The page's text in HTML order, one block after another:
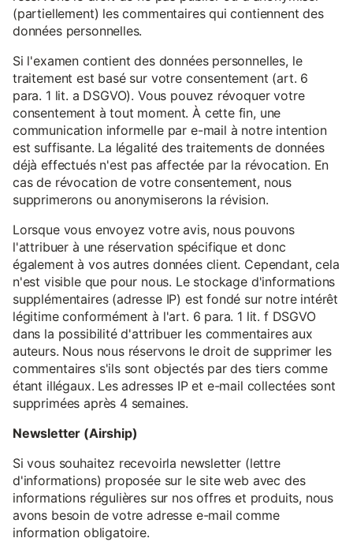
(partiellement) les commentaires qui contiennent des
données personnelles.
Si l'examen contient des données personnelles, le
traitement est basé sur votre consentement (art. 6
para. 1 lit. a DSGVO). Vous pouvez révoquer votre
consentement à tout moment. À cette fin, une
communication informelle par e-mail à notre intention
est suffisante. La légalité des traitements de données
déjà effectués n'est pas affectée par la révocation. En
cas de révocation de votre consentement, nous
supprimerons ou anonymiserons la révision.
Lorsque vous envoyez votre avis, nous pouvons
l'attribuer à une réservation spécifique et donc
également à vos autres données client. Cependant, cela
n'est visible que pour nous. Le stockage d'informations
supplémentaires (adresse IP) est fondé sur notre intérêt
légitime conformément à l'art. 6 para. 1 lit. f DSGVO
dans la possibilité d'attribuer les commentaires aux
auteurs. Nous nous réservons le droit de supprimer les
commentaires s'ils sont objectés par des tiers comme
étant illégaux. Les adresses IP et e-mail collectées sont
supprimées après 4 semaines.
Newsletter (Airship)
Si vous souhaitez recevoirla newsletter (lettre
d'informations) proposée sur le site web avec des
informations régulières sur nos offres et produits, nous
avons besoin de votre adresse e-mail comme
information obligatoire.